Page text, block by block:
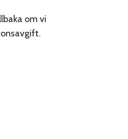
om vi